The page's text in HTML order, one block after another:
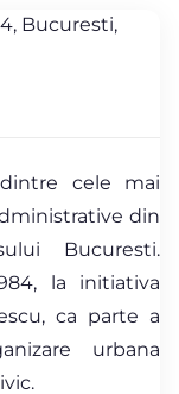
Bucuresti,
cele mai
din
Bucuresti.
la initiativa
ca parte a
urbana